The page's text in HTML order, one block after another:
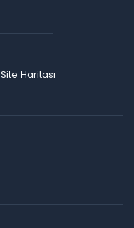
Site Haritası